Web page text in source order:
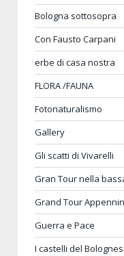
Bologna sottosopra
Con Fausto Carpani
erbe di casa nostra
FLORA /FAUNA
Fotonaturalismo
Gallery
Gli scatti di Vivarelli
Gran Tour nella
Grand Tour
Guerra e Pace
I castelli del